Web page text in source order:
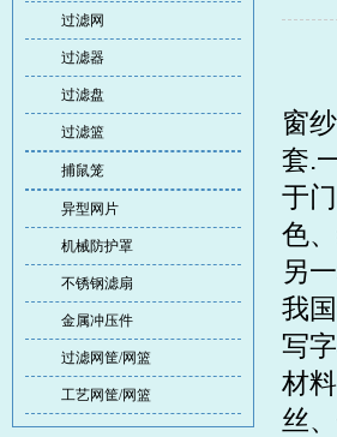
过滤网
过滤器
过滤盘
过滤篮
捕鼠笼
异型网片
机械防护罩
不锈钢滤扇
金属冲压件
过滤网筐/网篮
工艺网筐/网篮
窗
套.
于
色
另
我
写
材
丝